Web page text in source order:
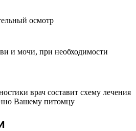
осмотр
и мочи, при необходимости
врач составит схему лечения
Вашему питомцу